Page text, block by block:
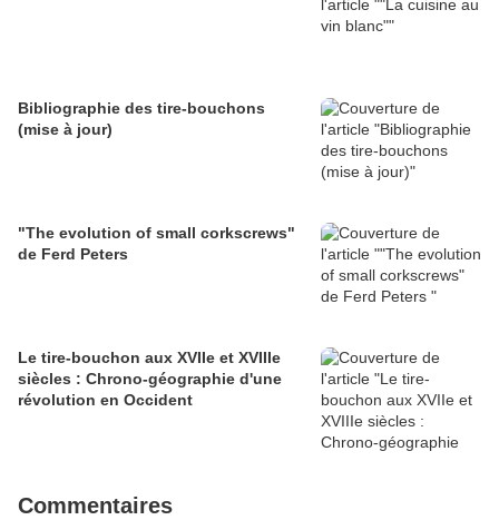
Bibliographie des tire-bouchons
(mise à jour)
"The evolution of small corkscrews"
de Ferd Peters
Le tire-bouchon aux XVIIe et XVIIIe
siècles : Chrono-géographie d'une
révolution en Occident
Commentaires